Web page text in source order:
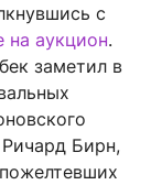
с
на аукцион.
заметил в
Ричард Бирн,